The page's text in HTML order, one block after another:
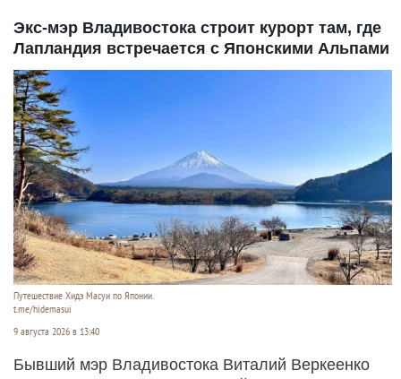
Экс-мэр Владивостока строит курорт там, где
Лапландия встречается с Японскими Альпами
Путешествие Хидэ Масуи по Японии.
t.me/hidemasui
9 августа 2026 в 13:40
Бывший мэр Владивостока Виталий Веркеенко